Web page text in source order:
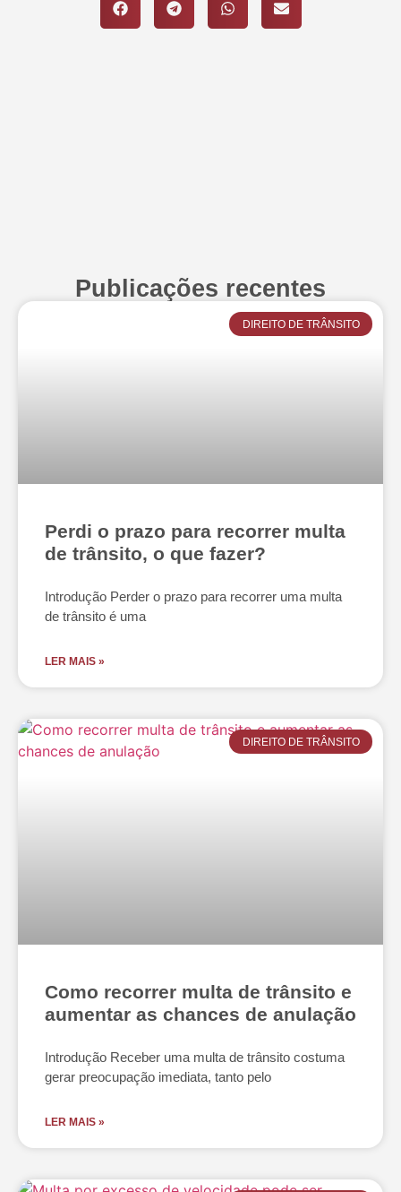
Publicações recentes
DIREITO DE TRÂNSITO
Perdi o prazo para recorrer multa
de trânsito, o que fazer?
Introdução Perder o prazo para recorrer uma multa
de trânsito é uma
LER MAIS »
DIREITO DE TRÂNSITO
Como recorrer multa de trânsito e
aumentar as chances de anulação
Introdução Receber uma multa de trânsito costuma
gerar preocupação imediata, tanto pelo
LER MAIS »